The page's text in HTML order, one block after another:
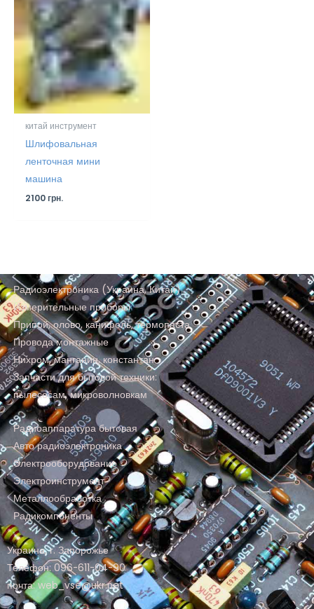
китай инструмент
Шлифовальная
ленточная мини
машина
2100грн.
Радиоэлектроника (Украина, Китай)
Измерительные приборы
Припой, олово, канифоль, термопаста
Провода монтажные
Нихром, манганин, константан
Запчасти для бытовой техники:
пылесосам, микроволновкам
Радиоаппаратура бытовая
Авто радиоэлектроника
Электрооборудование
Электроинструмент
Металлообработка
Радикомпоненты
Украина, г. Запорожье
Телефон: 096-611-04-90
почта: web_vse@ukr.net